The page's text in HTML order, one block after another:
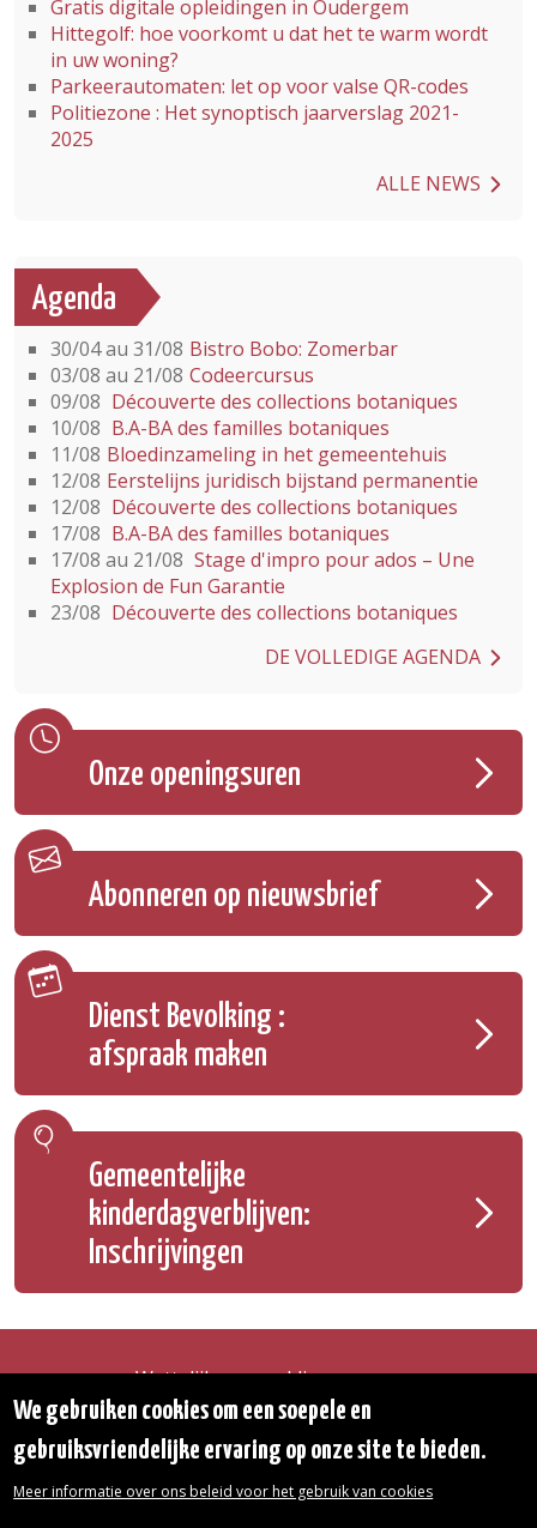
Gratis digitale opleidingen in Oudergem
Hittegolf: hoe voorkomt u dat het te warm wordt
in uw woning?
Parkeerautomaten: let op voor valse QR-codes
Politiezone : Het synoptisch jaarverslag 2021-
2025
ALLE NEWS
Agenda
30/04 au 31/08 Bistro Bobo: Zomerbar
03/08 au 21/08 Codeercursus
09/08 Découverte des collections botaniques
10/08 B.A-BA des familles botaniques
11/08 Bloedinzameling in het gemeentehuis
12/08 Eerstelijns juridisch bijstand permanentie
12/08 Découverte des collections botaniques
17/08 B.A-BA des familles botaniques
17/08 au 21/08 Stage d'impro pour ados – Une
Explosion de Fun Garantie
23/08 Découverte des collections botaniques
DE VOLLEDIGE AGENDA
Onze openingsuren
Abonneren op nieuwsbrief
Dienst Bevolking :
afspraak maken
Gemeentelijke
kinderdagverblijven:
Inschrijvingen
Wettelijke vermeldingen
Toegankelijkheidsverklaring
Toegang tot het Gemeentehuis
De gemeente diensten
We gebruiken cookies om een soepele en
gebruiksvriendelijke ervaring op onze site te bieden.
Meer informatie over ons beleid voor het gebruik van cookies